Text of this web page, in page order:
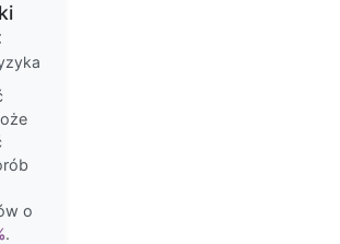
o
.